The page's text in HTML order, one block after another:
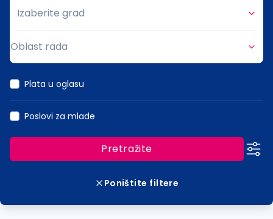
Grad
Izaberite grad
Oblast rada
Plata u oglasu
Poslovi za mlade
Pretražite
Poništite filtere